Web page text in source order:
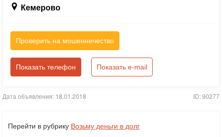
Кемерово
Проверить на мошенничество
Показать телефон Показать e-mail
Дата объявления: 18.01.2018 ID: 90277
Перейти в рубрику Возьму деньги в долг